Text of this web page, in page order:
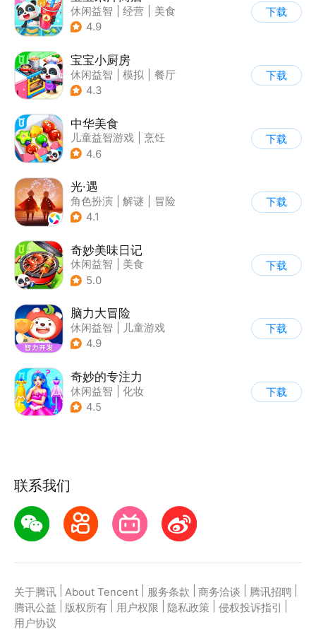
休闲益智 经营
美食
| 宝宝巴士
4.9
下载
宝宝小厨房
休闲益智 模拟
餐厅
| 宝宝巴士
4.3
下载
中华美食
儿童益智游戏
烹饪
4.6
下载
光·遇
角色扮演 解谜
冒险
| 开放世界
4.1
下载
奇妙美味日记
休闲益智
美食
| 宝宝巴士
5.0
下载
脑力大冒险
休闲益智
儿童游戏
| 卡通
4.9
下载
奇妙的专注力
休闲益智
化妆
| 宝宝巴士
4.5
下载
联系我们
关于腾讯 About Tencent 服务条款 商务洽谈 腾讯招聘
腾讯公益
版权所有 用户权限 隐私政策 侵权投诉指引
用户协议